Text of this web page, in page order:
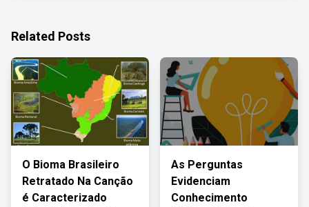
Related Posts
O Bioma Brasileiro
Retratado Na Canção
é Caracterizado
As Perguntas
Evidenciam
Conhecimento